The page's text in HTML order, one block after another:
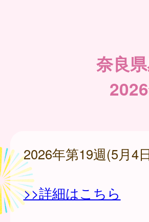
奈良
2026年第19週(5月4
>>詳細はこちら